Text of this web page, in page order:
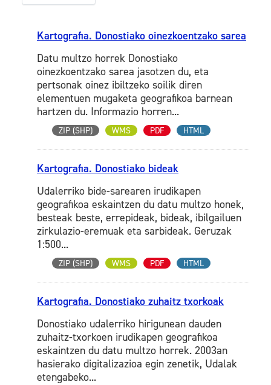
Kartografia. Donostiako oinezkoentzako sarea
Datu multzo horrek Donostiako
oinezkoentzako sarea jasotzen du, eta
pertsonak oinez ibiltzeko soilik diren
elementuen mugaketa geografikoa barnean
hartzen du. Informazio horren...
ZIP (SHP) WMS PDF HTML
Kartografia. Donostiako bideak
Udalerriko bide-sarearen irudikapen
geografikoa eskaintzen du datu multzo honek,
besteak beste, errepideak, bideak, ibilgailuen
zirkulazio-eremuak eta sarbideak. Geruzak
1:500...
ZIP (SHP) WMS PDF HTML
Kartografia. Donostiako zuhaitz txorkoak
Donostiako udalerriko hirigunean dauden
zuhaitz-txorkoen irudikapen geografikoa
eskaintzen du datu multzo horrek. 2003an
hasierako digitalizazioa egin zenetik, Udalak
etengabeko...